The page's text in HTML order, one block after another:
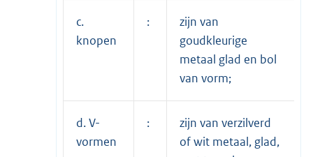
c.
knopen
:
zijn van
goudkleurige
metaal glad en bol
van vorm;
d. V-
vormen
:
zijn van verzilverd
of wit metaal, glad,